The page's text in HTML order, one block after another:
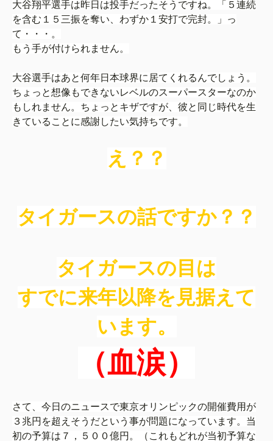
大谷翔平選手は昨日は投手だったそうですね。「 ５連続
を含む１５三振を奪い、わずか１安打で完封。」っ
て・・・。
もう手が付けられません。
大谷選手はあと何年日本球界に居てくれるんでしょう。
ちょっと想像もできないレベルのスーパースターなのか
もしれません。ちょっとキザですが、彼と同じ時代を生
きていることに感謝したい気持ちです。
え？？
タイガースの話ですか？？
タイガースの目は
すでに来年以降を見据えて
います。
（血涙）
さて、今日のニュースで東京オリンピックの開催費用が
３兆円を超えそうだという事が問題になっています。当
初の予算は７，５００億円。（これもどれが当初予算な